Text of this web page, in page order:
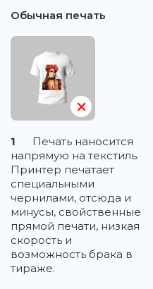
Обычная печать
1
Печать наносится
напрямую на текстиль.
Принтер печатает
специальными
чернилами, отсюда и
минусы, свойственные
прямой печати, низкая
скорость и
возможность брака в
тираже.